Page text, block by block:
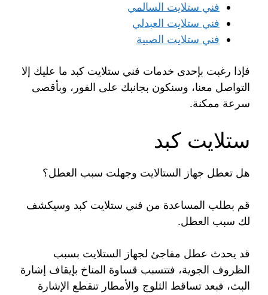
فني ستلايت السالمي
فني ستلايت العبدلي
فني ستلايت الصبية
فإذا رغبت بإحدى خدمات فني ستلايت كبد ما عليك إلا
التواصل معنا، وسنكون بجانبك على الفور، وبأقصى
سرعة ممكنة.
ستلايت كبد
هل تعطل جهاز الستالايت وجهلت سبب العطل؟
قم بطلب المساعدة من فني ستلايت كبد وسيكشف
لك سبب العطل.
قد يحدث عطل مفاجئ لجهاز الستلايت بسبب
الظروف الجوية، فتتسبب قساوة المناخ بإيقاف إشارة
البث، فبعد تساقط الثلوج والأمطار تنقطع الإشارة